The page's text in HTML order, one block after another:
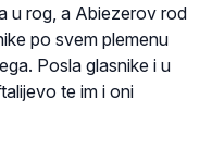
u rog, a Abiezerov rod
po svem plemenu
Posla glasnike i u
te im i oni